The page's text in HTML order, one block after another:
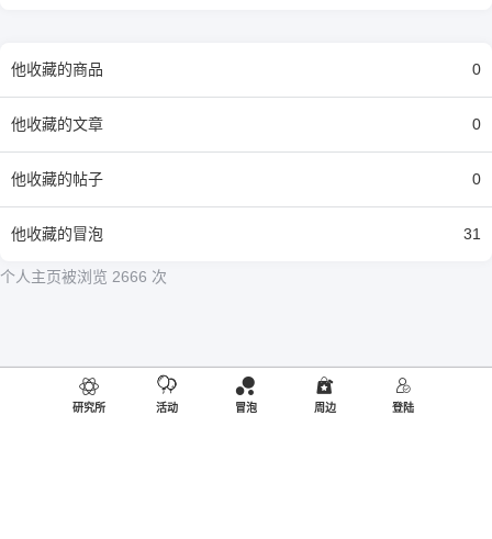
他收藏的商品 0
他收藏的文章 0
他收藏的帖子 0
他收藏的冒泡 31
个人主页被浏览 2666 次
研究所 活动 冒泡 周边 登陆